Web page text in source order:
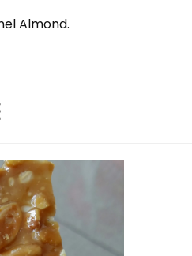
Almond.